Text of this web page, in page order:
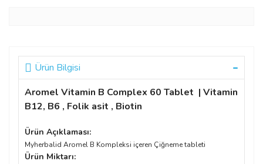
Ürün Bilgisi
Aromel Vitamin B Complex 60 Tablet | Vitamin
B12, B6 , Folik asit , Biotin
Ürün Açıklaması:
Myherbalid Aromel B Kompleksi içeren Çiğneme tableti
Ürün Miktarı: